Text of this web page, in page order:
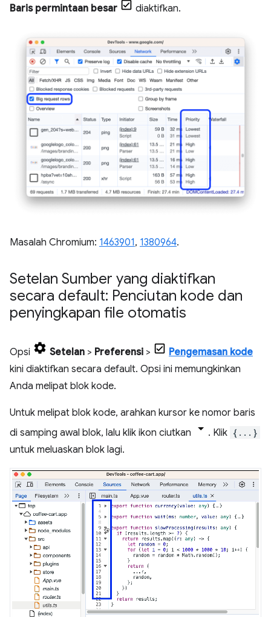
Baris permintaan besar
diaktifkan.
Masalah Chromium: 1463901, 1380964.
Setelan Sumber yang diaktifkan
secara default: Penciutan kode dan
penyingkapan file otomatis
Opsi Setelan > Preferensi >
Pengemasan kode
kini diaktifkan secara default. Opsi ini memungkinkan
Anda melipat blok kode.
Untuk melipat blok kode, arahkan kursor ke nomor baris
di samping awal blok, lalu klik ikon ciutkan
. Klik {...}
untuk meluaskan blok lagi.